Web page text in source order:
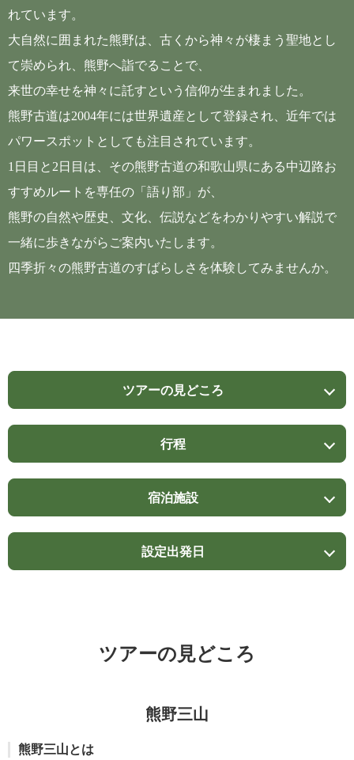
れています。
大自然に囲まれた熊野は、古くから神々が棲まう聖地とし
て崇められ、熊野へ詣でることで、
来世の幸せを神々に託すという信仰が生まれました。
熊野古道は2004年には世界遺産として登録され、近年では
パワースポットとしても注目されています。
1日目と2日目は、その熊野古道の和歌山県にある中辺路お
すすめルートを専任の「語り部」が、
熊野の自然や歴史、文化、伝説などをわかりやすい解説で
一緒に歩きながらご案内いたします。
四季折々の熊野古道のすばらしさを体験してみませんか。
ツアーの見どころ
行程
宿泊施設
設定出発日
ツアーの見どころ
熊野三山
熊野三山とは